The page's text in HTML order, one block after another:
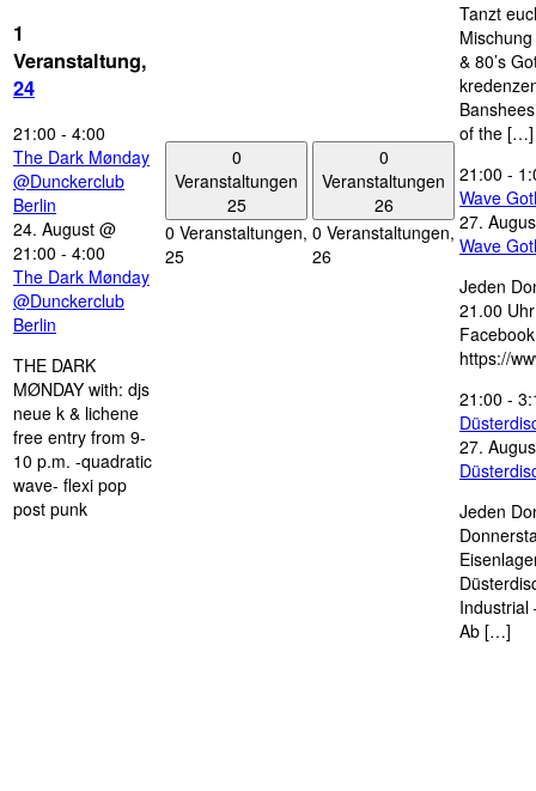
1
Veranstaltung,
24
21:00 - 4:00
The Dark Mønday
@Dunckerclub
Berlin
24. August @
21:00 - 4:00
The Dark Mønday
@Dunckerclub
Berlin
THE DARK
MØNDAY with: djs
neue k & lichene
free entry from 9-
10 p.m. -quadratic
wave- flexi pop
post punk
0
Veranstaltungen
25
0 Veranstaltungen,
25
0
Veranstaltungen
26
0 Veranstaltungen,
26
Tanzt
& 80’s
of the […]
21:00 -
Wave
27.
Wave
Jeden
21.00
https://
21:00 -
27.
Jeden
Industrial
Ab […]